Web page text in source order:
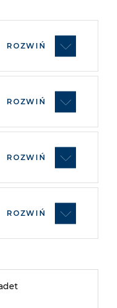
ROZWIŃ
ROZWIŃ
ROZWIŃ
ROZWIŃ